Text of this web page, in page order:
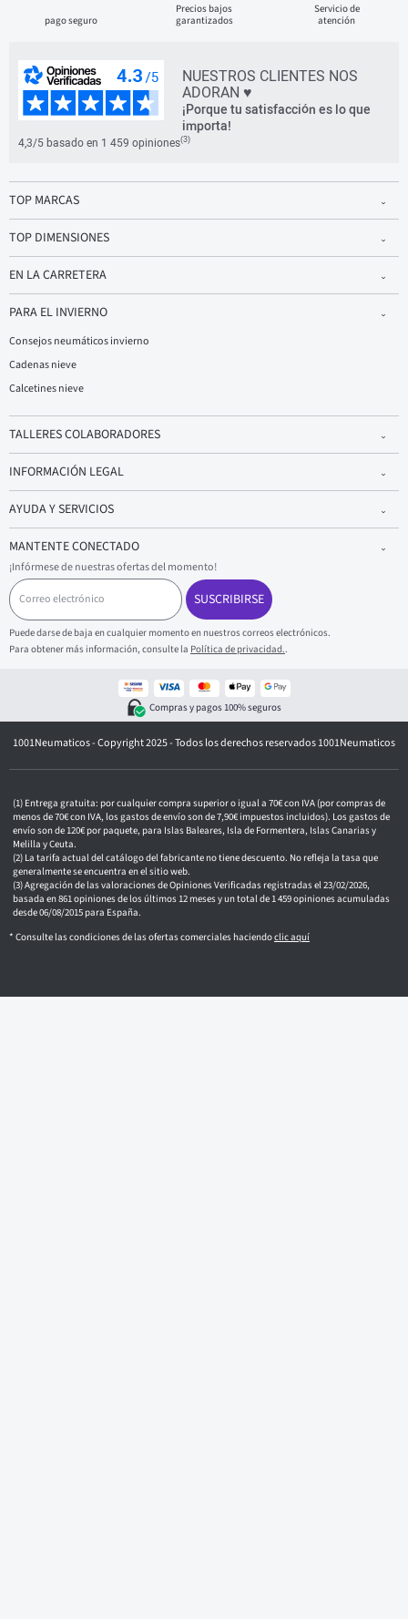
pago seguro
Precios bajos
garantizados
Servicio de
atención
NUESTROS CLIENTES NOS
ADORAN ♥
¡Porque tu satisfacción es lo que
importa!
4,3/5 basado en 1 459 opiniones(3)
TOP MARCAS
TOP DIMENSIONES
EN LA CARRETERA
PARA EL INVIERNO
Consejos neumáticos invierno
Cadenas nieve
Calcetines nieve
TALLERES COLABORADORES
INFORMACIÓN LEGAL
AYUDA Y SERVICIOS
MANTENTE CONECTADO
¡Infórmese de nuestras ofertas del momento!
C
o
r
r
e
o
n
o
SUSCRIBIRSE
Puede darse de baja en cualquier momento en nuestros correos electrónicos.
Para obtener más información, consulte la Política de privacidad..
Compras y pagos 100% seguros
1001Neumaticos - Copyright 2025 - Todos los derechos reservados 1001Neumaticos
Entrega gratuita: por cualquier compra superior o igual a 70€ con IVA (por compras de
menos de 70€ con IVA, los gastos de envío son de 7,90€ impuestos incluidos). Los gastos de
envío son de 120€ por paquete, para Islas Baleares, Isla de Formentera, Islas Canarias y
Melilla y Ceuta.
La tarifa actual del catálogo del fabricante no tiene descuento. No refleja la tasa que
generalmente se encuentra en el sitio web.
Agregación de las valoraciones de Opiniones Verificadas registradas el 23/02/2026,
basada en 861 opiniones de los últimos 12 meses y un total de 1 459 opiniones acumuladas
desde 06/08/2015 para España.
* Consulte las condiciones de las ofertas comerciales haciendoclic aquí